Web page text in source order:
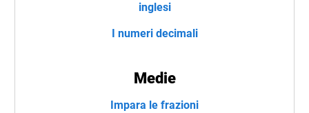
inglesi
I numeri decimali
Medie
Impara le frazioni